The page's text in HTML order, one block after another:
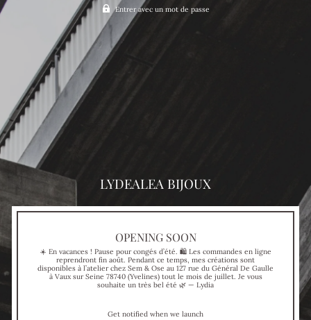
Entrer avec un mot de passe
LYDEALEA BIJOUX
OPENING SOON
☀️ En vacances ! Pause pour congés d’été. 🛍 Les commandes en ligne
reprendront fin août. Pendant ce temps, mes créations sont
disponibles à l’atelier chez Sem & Ose au 127 rue du Général De Gaulle
à Vaux sur Seine 78740 (Yvelines) tout le mois de juillet. Je vous
souhaite un très bel été 🌿 — Lydia
Get notified when we launch